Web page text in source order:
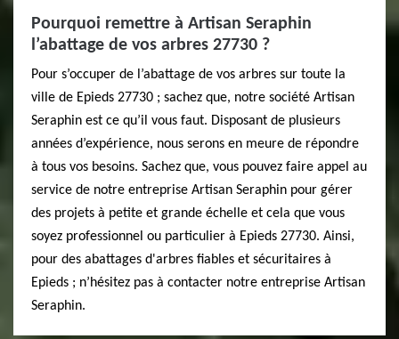
Pourquoi remettre à Artisan Seraphin
l’abattage de vos arbres 27730 ?
Pour s’occuper de l’abattage de vos arbres sur toute la
ville de Epieds 27730 ; sachez que, notre société Artisan
Seraphin est ce qu’il vous faut. Disposant de plusieurs
années d’expérience, nous serons en meure de répondre
à tous vos besoins. Sachez que, vous pouvez faire appel au
service de notre entreprise Artisan Seraphin pour gérer
des projets à petite et grande échelle et cela que vous
soyez professionnel ou particulier à Epieds 27730. Ainsi,
pour des abattages d'arbres fiables et sécuritaires à
Epieds ; n’hésitez pas à contacter notre entreprise Artisan
Seraphin.